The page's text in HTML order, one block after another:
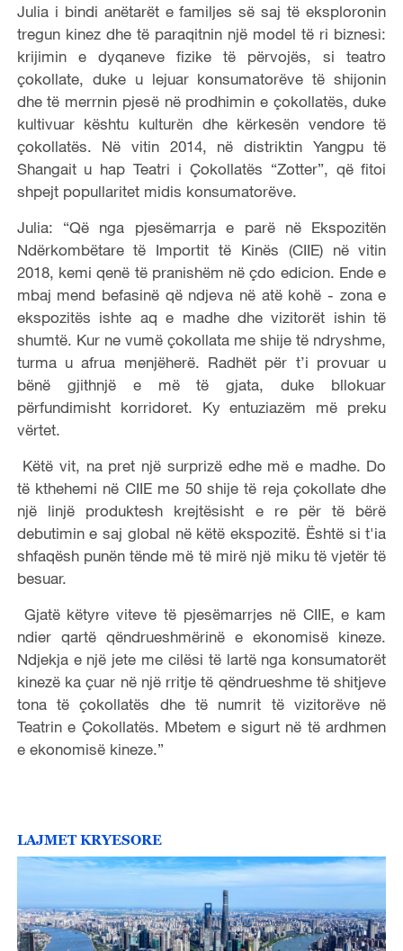
i
d
e
o
Julia i bindi anëtarët e familjes së saj të eksploronin
tregun kinez dhe të paraqitnin një model të ri biznesi:
krijimin e dyqaneve fizike të përvojës, si teatro
çokollate, duke u lejuar konsumatorëve të shijonin
dhe të merrnin pjesë në prodhimin e çokollatës, duke
kultivuar kështu kulturën dhe kërkesën vendore të
çokollatës. Në vitin 2014, në distriktin Yangpu të
Shangait u hap Teatri i Çokollatës “Zotter”, që fitoi
shpejt popullaritet midis konsumatorëve.
Julia: “Që nga pjesëmarrja e parë në Ekspozitën
Ndërkombëtare të Importit të Kinës (CIIE) në vitin
2018, kemi qenë të pranishëm në çdo edicion. Ende e
mbaj mend befasinë që ndjeva në atë kohë - zona e
ekspozitës ishte aq e madhe dhe vizitorët ishin të
shumtë. Kur ne vumë çokollata me shije të ndryshme,
turma u afrua menjëherë. Radhët për t’i provuar u
bënë gjithnjë e më të gjata, duke bllokuar
përfundimisht korridoret. Ky entuziazëm më preku
vërtet.
Këtë vit, na pret një surprizë edhe më e madhe. Do
të kthehemi në CIIE me 50 shije të reja çokollate dhe
një linjë produktesh krejtësisht e re për të bërë
debutimin e saj global në këtë ekspozitë. Është si t'ia
shfaqësh punën tënde më të mirë një miku të vjetër të
besuar.
Gjatë këtyre viteve të pjesëmarrjes në CIIE, e kam
ndier qartë qëndrueshmërinë e ekonomisë kineze.
Ndjekja e një jete me cilësi të lartë nga konsumatorët
kinezë ka çuar në një rritje të qëndrueshme të shitjeve
tona të çokollatës dhe të numrit të vizitorëve në
Teatrin e Çokollatës. Mbetem e sigurt në të ardhmen
e ekonomisë kineze.”
LAJMET KRYESORE